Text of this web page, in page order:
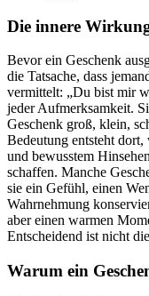
Die innere
Bevor ein Geschenk
die Tatsache, dass
vermittelt: „Du bist mir
jeder Aufmerksamkeit.
Geschenk groß, klein,
Bedeutung entsteht
und bewusstem
schaffen. Manche
sie ein Gefühl, einen
Wahrnehmung
aber einen warmen
Entscheidend ist nicht
Warum ein